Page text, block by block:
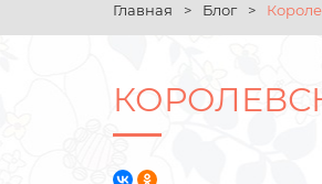
Главная > Блог >